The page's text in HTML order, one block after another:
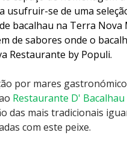
usufruir-se de uma
bacalhau na Terra Nova
de sabores onde o
Restaurante by Populi.
por mares
Restaurante D' Bacalhau
das mais tradicionais
com este peixe.